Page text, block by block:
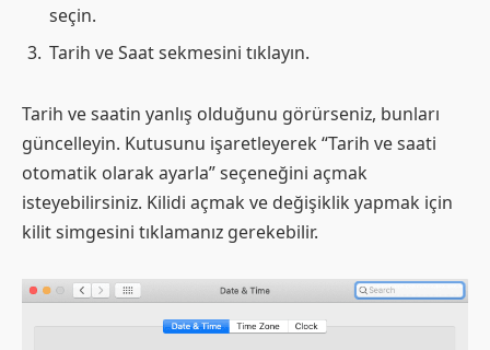
seçin.
Tarih ve Saat sekmesini tıklayın.
Tarih ve saatin yanlış olduğunu görürseniz, bunları
güncelleyin. Kutusunu işaretleyerek “Tarih ve saati
otomatik olarak ayarla” seçeneğini açmak
isteyebilirsiniz. Kilidi açmak ve değişiklik yapmak için
kilit simgesini tıklamanız gerekebilir.